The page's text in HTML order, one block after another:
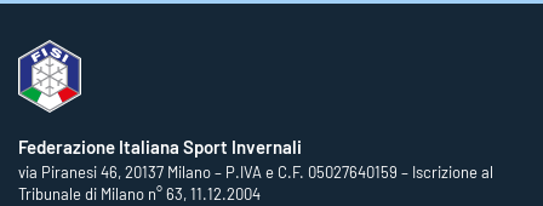
Federazione Italiana Sport Invernali
via Piranesi 46, 20137 Milano – P.IVA e C.F. 05027640159 – Iscrizione al
Tribunale di Milano n° 63, 11.12.2004